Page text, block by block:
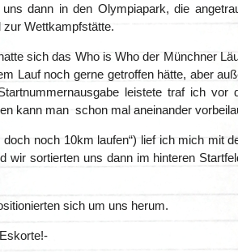
dann in den Olympiapark, die
zur Wettkampfstätte.
sich das Who is Who der Münchner
Lauf noch gerne getroffen hätte, aber
leistete traf ich vor
kann man schon mal aneinander
noch 10km laufen“) lief ich mich mit
wir sortierten uns dann im hinteren
sich um uns herum.